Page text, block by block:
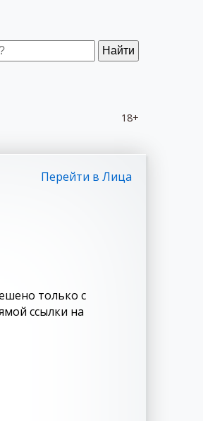
Найти
18+
Перейти в Лица
только с
ссылки на